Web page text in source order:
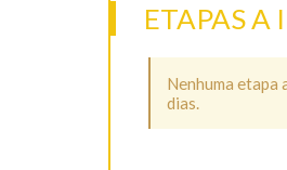
ETAPAS A
Nenhuma etapa
dias.